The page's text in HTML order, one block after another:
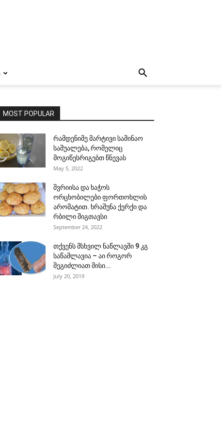
MOST POPULAR
რამდენიმე მარტივი საშინაო
საშუალება, რომელიც
მოგიწესრიგებთ წნევას
May 5, 2022
შვრიისა და ხაჭოს
ორცხობილები ფორთოხლის
არომატით. ხრაშუნა ქერქი და
რბილი შიგთავსი
September 24, 2022
თქვენს მსხვილ ნაწლავში 9 კგ
საწამლავია – აი როგორ
შეგიძლიათ მისი...
July 20, 2019